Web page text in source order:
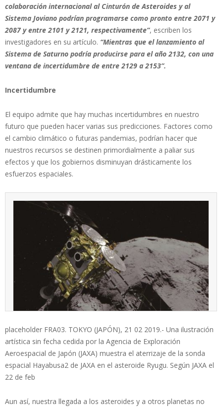
colaboración internacional al Cinturón de Asteroides y al
Sistema Joviano podrían programarse como pronto entre 2071 y
2087 y entre 2101 y 2121, respectivamente”, escriben los
investigadores en su artículo. “Mientras que el lanzamiento al
Sistema de Saturno podría producirse para el año 2132, con una
ventana de incertidumbre de entre 2129 a 2153”.
Incertidumbre
El equipo admite que hay muchas incertidumbres en nuestro
futuro que pueden hacer varias sus predicciones. Factores como
el cambio climático o futuras pandemias, podrían hacer que
nuestros recursos se destinen primordialmente a paliar sus
efectos y que los gobiernos disminuyan drásticamente los
esfuerzos espaciales.
placeholder FRA03. TOKYO (JAPÓN), 21 02 2019.- Una ilustración
artística sin fecha cedida por la Agencia de Exploración
Aeroespacial de Japón (JAXA) muestra el aterrizaje de la sonda
espacial Hayabusa2 de JAXA en el asteroide Ryugu. Según JAXA el
22 de feb
Aun así, nuestra llegada a los asteroides y a otros planetas no